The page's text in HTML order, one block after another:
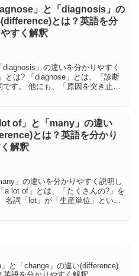
」と「diagnosis」の
とは？英語を分
すく解釈
」の違いを分かりやすく
す。 他にも、「原因を突き止め
lot of」と「many」の違い
とは？英語を分かり
解釈
」の違いを分かりやすく説明し
名詞「lot」が「生産単位」とい...
」と「change」の違い(difference)